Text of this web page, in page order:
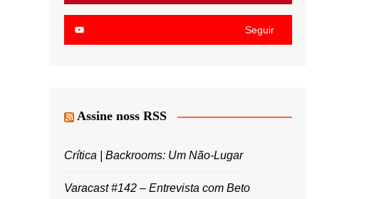
Seguir
Assine noss RSS
Crítica | Backrooms: Um Não-Lugar
Varacast #142 – Entrevista com Beto